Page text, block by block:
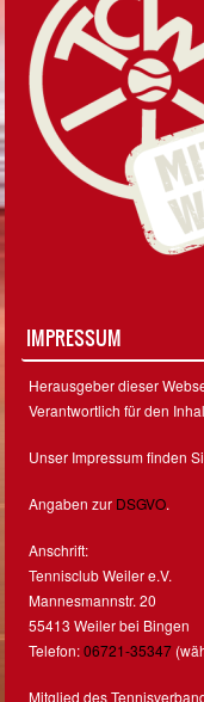
IMPRESSUM
Herausgeber dieser
Verantwortlich für den
Unser Impressum finden
Angaben zur DSGVO.
Anschrift:
Tennisclub Weiler e.V.
Mannesmannstr. 20
55413 Weiler bei Bingen
Telefon:06721-35347
Mitglied des